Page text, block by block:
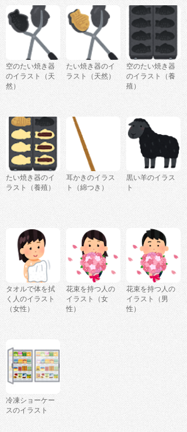
空のたい焼き器
のイラスト（天
然）
たい焼き器のイ
ラスト（天然）
空のたい焼き器
のイラスト（養
殖）
たい焼き器のイ
ラスト（養殖）
耳かきのイラス
ト（綿つき）
黒い羊のイラス
ト
タオルで体を拭
く人のイラスト
（女性）
花束を持つ人の
イラスト（女
性）
花束を持つ人の
イラスト（男
性）
冷凍ショーケー
スのイラスト